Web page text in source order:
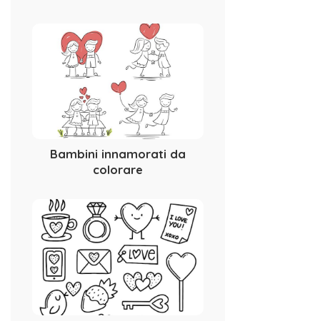
Bambini innamorati da
colorare